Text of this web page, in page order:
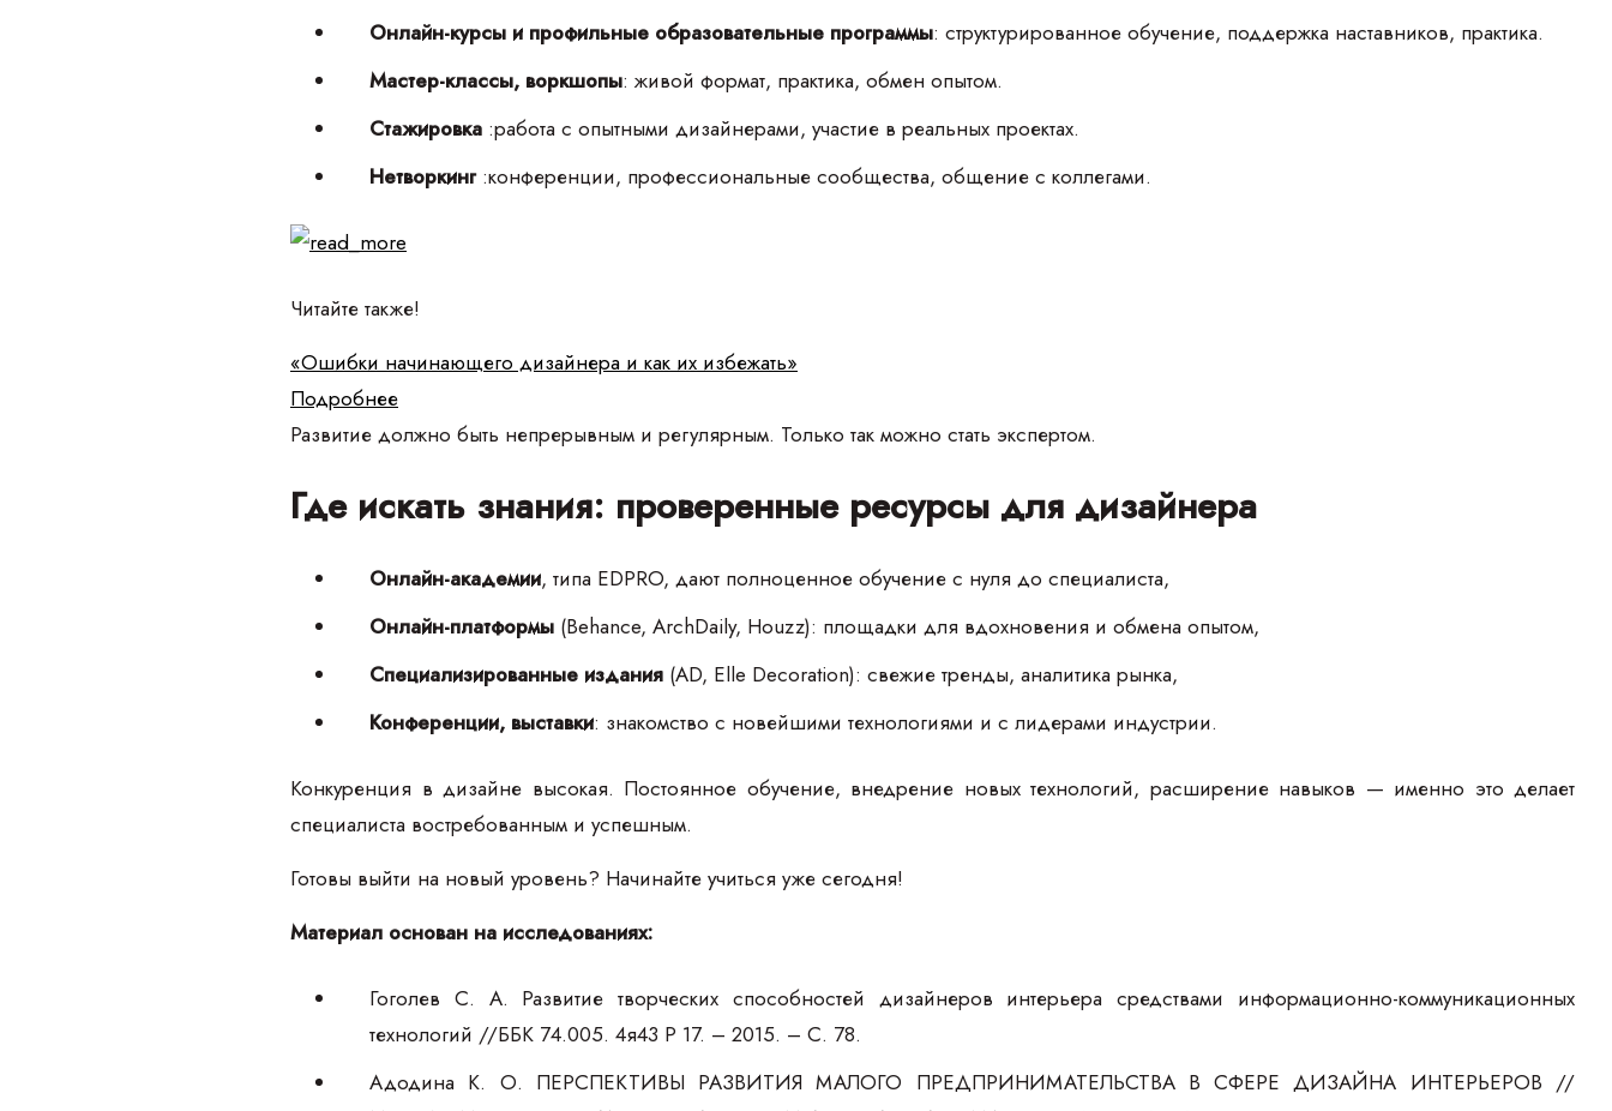
Онлайн-курсы и профильные образовательные программы: структурированное обучение, поддержка наставников, практика.
Мастер-классы, воркшопы: живой формат, практика, обмен опытом.
Стажировка :работа с опытными дизайнерами, участие в реальных проектах.
Нетворкинг :конференции, профессиональные сообщества, общение с коллегами.
Читайте также!
«Ошибки начинающего дизайнера и как их избежать»
Подробнее
Развитие должно быть непрерывным и регулярным. Только так можно стать экспертом.
Где искать знания: проверенные ресурсы для дизайнера
Онлайн-академии, типа EDPRO, дают полноценное обучение с нуля до специалиста,
Онлайн-платформы (Behance, ArchDaily, Houzz): площадки для вдохновения и обмена опытом,
Специализированные издания (AD, Elle Decoration): свежие тренды, аналитика рынка,
Конференции, выставки: знакомство с новейшими технологиями и с лидерами индустрии.
Конкуренция в дизайне высокая. Постоянное обучение, внедрение новых технологий, расширение навыков — именно это делает
специалиста востребованным и успешным.
Готовы выйти на новый уровень? Начинайте учиться уже сегодня!
Материал основан на исследованиях:
Гоголев С. А. Развитие творческих способностей дизайнеров интерьера средствами информационно-коммуникационных
технологий //ББК 74.005. 4я43 Р 17. – 2015. – С. 78.
Адодина К. О. ПЕРСПЕКТИВЫ РАЗВИТИЯ МАЛОГО ПРЕДПРИНИМАТЕЛЬСТВА В СФЕРЕ ДИЗАЙНА ИНТЕРЬЕРОВ //